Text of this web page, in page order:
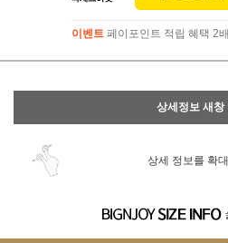
이벤트 페이포인트 적립 혜택 2
이벤트페이포인트 적립 혜택 2
상세정보 새창
상세 정보를 확